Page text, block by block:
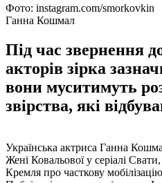
Фото: instagram.com/smorkovkin
Ганна Кошмал
Під час звернення
акторів зірка
вони муситимуть
звірства, які
Українська актриса Ганна
Жені Ковальової у серіалі
Кремля про часткову